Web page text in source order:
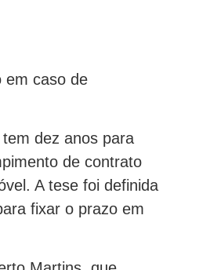
em caso de
dez anos para
de contrato
A tese foi definida
fixar o prazo em